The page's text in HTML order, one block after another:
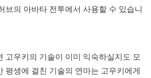
브의 아바타 전투에서 사용할 수 있습니
고우키의 기술이 이미 익숙하실지도 모
평생에 걸친 기술의 연마는 고우키에게